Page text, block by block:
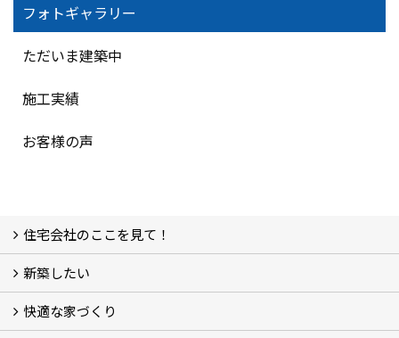
フォトギャラリー
ただいま建築中
施工実績
お客様の声
住宅会社のここを見て！
家づくりをはじめる前に
施主をラクさせる会社とは？
理想の家を建てるには？
新築したい
こだわり
大伸の家づくり体制
地熱＆太陽光の家
家づくりスケジュール
アフター・保証体制
快適な家づくり